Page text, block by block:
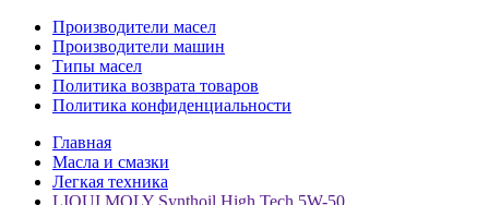
Производители масел
Производители машин
Типы масел
Политика возврата товаров
Политика конфиденциальности
Главная
Масла и смазки
Легкая техника
LIQUI MOLY Synthoil High Tech 5W-50